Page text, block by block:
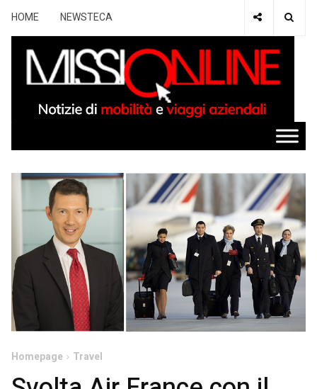
HOME NEWSTECA
Homepage Travel